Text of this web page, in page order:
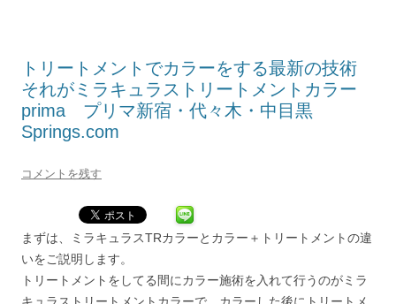
トリートメントでカラーをする最新の技術
それがミラキュラストリートメントカラー
prima プリマ新宿・代々木・中目黒
Springs.com
コメントを残す
まずは、ミラキュラスTRカラーとカラー＋トリートメントの違
いをご説明します。
トリートメントをしてる間にカラー施術を入れて行うのがミラ